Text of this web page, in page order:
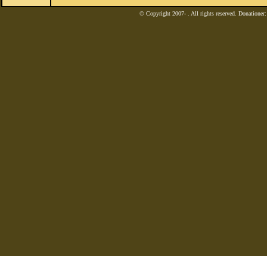
© Copyright 2007- . All rights reserved.